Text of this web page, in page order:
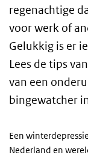
regenachtige
voor werk of
Gelukkig is er
Lees de tips
van een
bingewatcher
Een
Nederland en